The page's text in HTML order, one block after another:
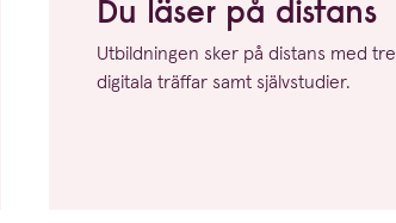
Du läser på distans
Utbild­ningen sker på distans med tre
digitala träffar samt självstudier.